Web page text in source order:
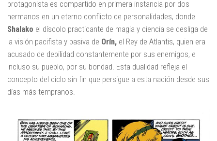
protagonista es compartido en primera instancia por dos
hermanos en un eterno conflicto de personalidades, donde
Shalako el díscolo practicante de magia y ciencia se desliga de
la visión pacifista y pasiva de Orín, el Rey de Atlantis, quien era
acusado de debilidad constantemente por sus enemigos, e
incluso su pueblo, por su bondad. Esta dualidad refleja el
concepto del ciclo sin fin que persigue a esta nación desde sus
días más tempranos.